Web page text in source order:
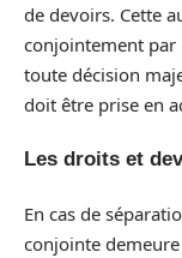
de devoirs. Cette
conjointement par
toute décision
doit être prise en
Les droits et
En cas de
conjointe